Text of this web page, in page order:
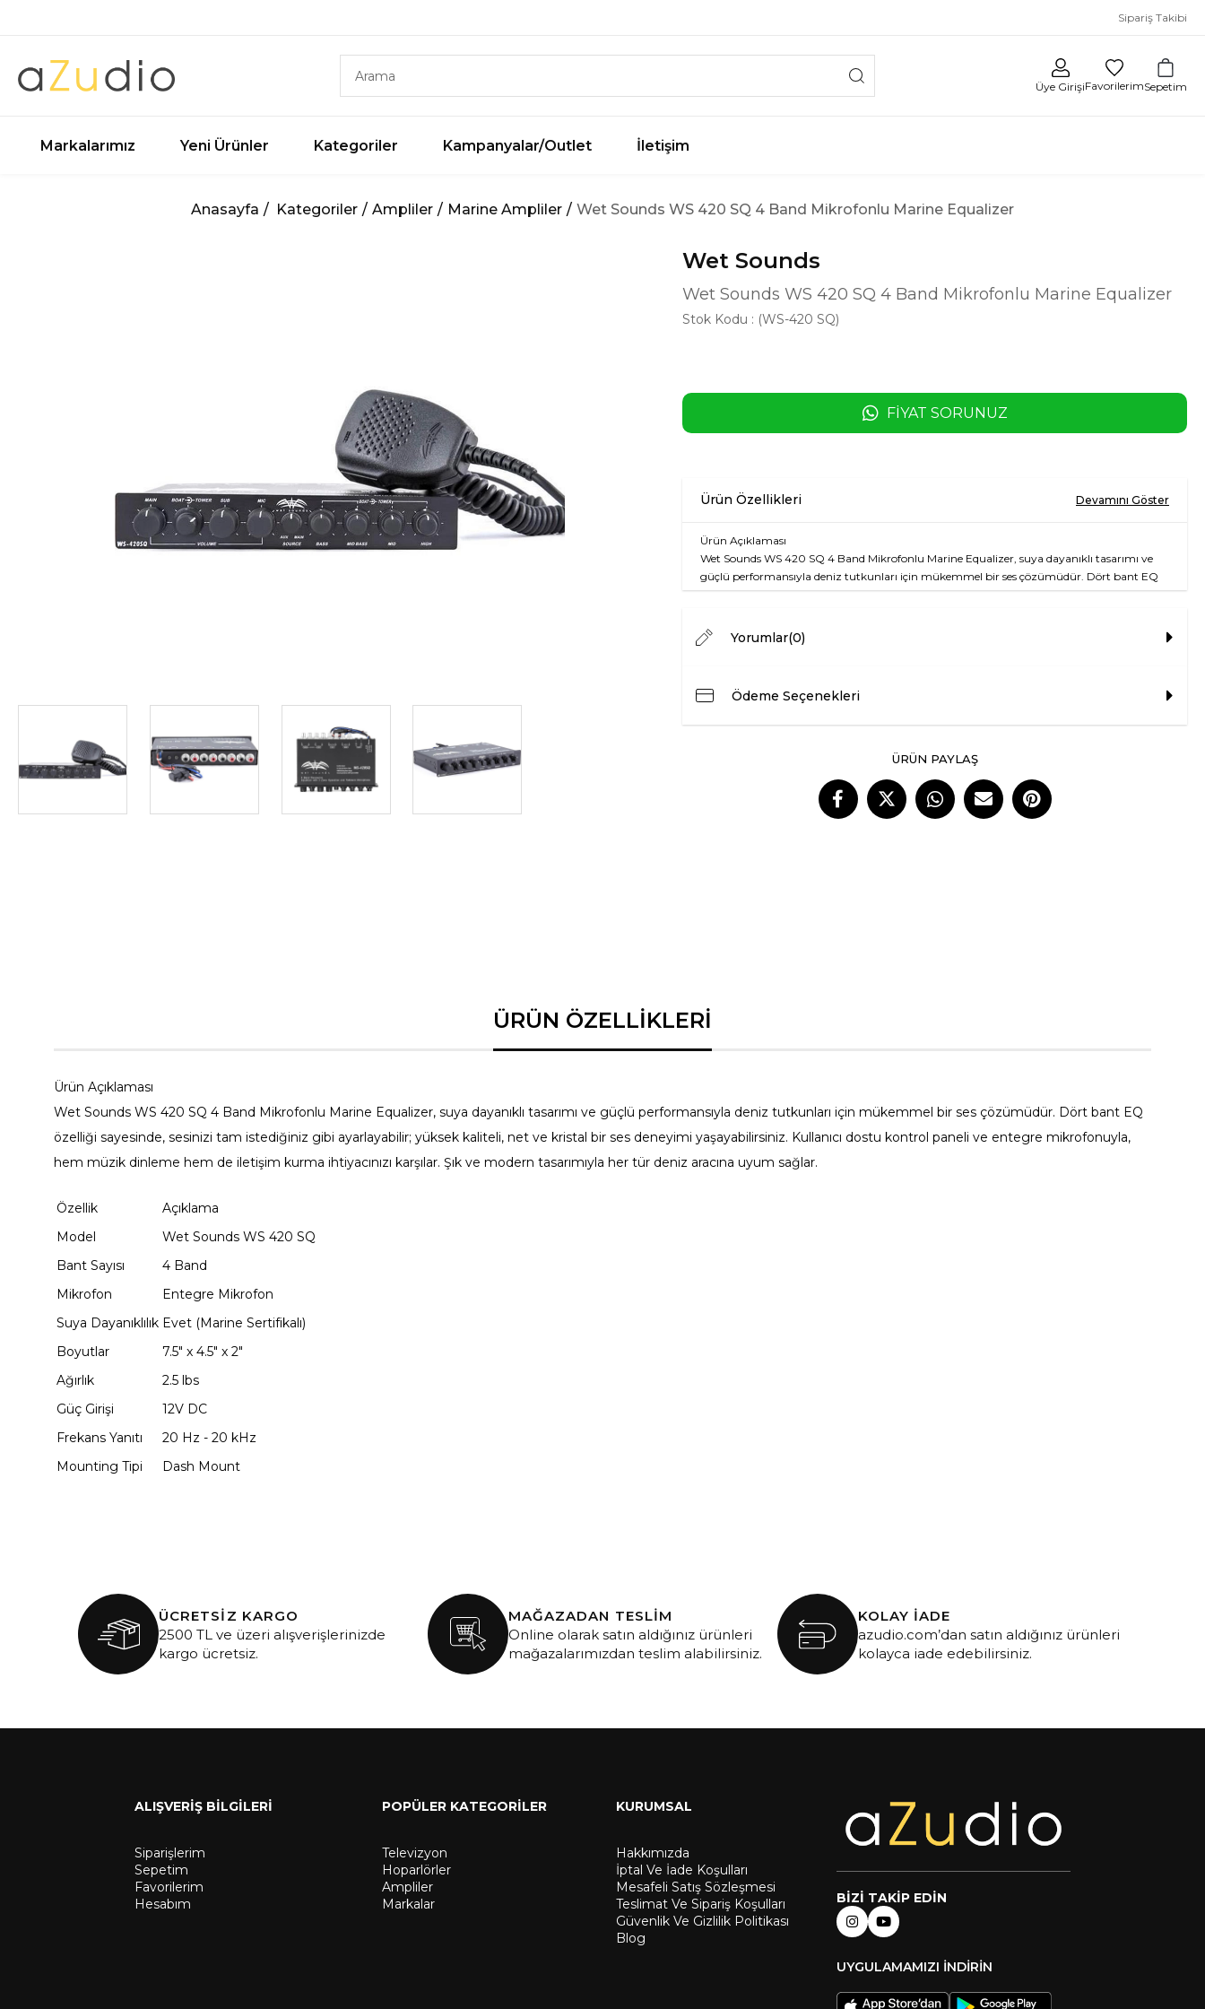
Sipariş Takibi
Üye GirişiFavorilerimSepetim
Markalarımız Yeni Ürünler Kategoriler Kampanyalar/Outlet İletişim
Anasayfa Kategoriler Ampliler Marine Ampliler Wet Sounds WS 420 SQ 4 Band Mikrofonlu Marine Equalizer
Wet Sounds
Wet Sounds WS 420 SQ 4 Band Mikrofonlu Marine Equalizer
Stok Kodu (WS-420 SQ)
FIYAT SORUNUZ
Ürün Açıklaması
Wet Sounds WS 420 SQ 4 Band Mikrofonlu Marine Equalizer, suya dayanıklı tasarımı ve
güçlü performansıyla deniz tutkunları için mükemmel bir ses çözümüdür. Dört bant EQ
özelliği sayesinde, sesinizi tam istediğiniz gibi ayarlayabilir; yüksek kaliteli, net ve kristal bir
müzik dinleme hem de iletişim kurma ihtiyacınızı karşılar. Şık ve modern tasarımıyla her
tür deniz aracına uyum sağlar.
Özellik
Model
Wet Sounds WS 420 SQ
Bant Sayısı
4 Band
Evet (Marine Sertifikalı)
7.5" x 4.5" x 2"
2.5 lbs
Yorumlar(0)
Ödeme Seçenekleri
ÜRÜN PAYLAŞ
Ürün Açıklaması
Wet Sounds WS 420 SQ 4 Band Mikrofonlu Marine Equalizer, suya dayanıklı tasarımı ve güçlü performansıyla deniz tutkunları için mükemmel bir ses çözümüdür. Dört bant EQ
özelliği sayesinde, sesinizi tam istediğiniz gibi ayarlayabilir; yüksek kaliteli, net ve kristal bir ses deneyimi yaşayabilirsiniz. Kullanıcı dostu kontrol paneli ve entegre mikrofonuyla,
hem müzik dinleme hem de iletişim kurma ihtiyacınızı karşılar. Şık ve modern tasarımıyla her tür deniz aracına uyum sağlar.
Özellik
Açıklama
Model
Wet Sounds WS 420 SQ
Bant Sayısı
4 Band
Mikrofon
Entegre Mikrofon
Suya Dayanıklılık Evet (Marine Sertifikalı)
Boyutlar
7.5" x 4.5" x 2"
Ağırlık
2.5 lbs
Güç Girişi
12V DC
Frekans Yanıtı
20 Hz - 20 kHz
Mounting Tipi
Dash Mount
ÜCRETSİZ KARGO
2500 TL ve üzeri alışverişlerinizde
kargo ücretsiz.
MAĞAZADAN TESLİM
Online olarak satın aldığınız ürünleri
mağazalarımızdan teslim alabilirsiniz.
KOLAY İADE
azudio.com’dan satın aldığınız ürünleri
kolayca iade edebilirsiniz.
ALIŞVERİŞ BİLGİLERİ
Siparişlerim
Sepetim
Favorilerim
Hesabım
POPÜLER KATEGORİLER
Televizyon
Hoparlörler
Ampliler
Markalar
KURUMSAL
Hakkımızda
İptal Ve İade Koşulları
Mesafeli Satış Sözleşmesi
Teslimat Ve Sipariş Koşulları
Güvenlik Ve Gizlilik Politikası
Blog
BİZİ TAKİP EDİN
UYGULAMAMIZI İNDİRİN